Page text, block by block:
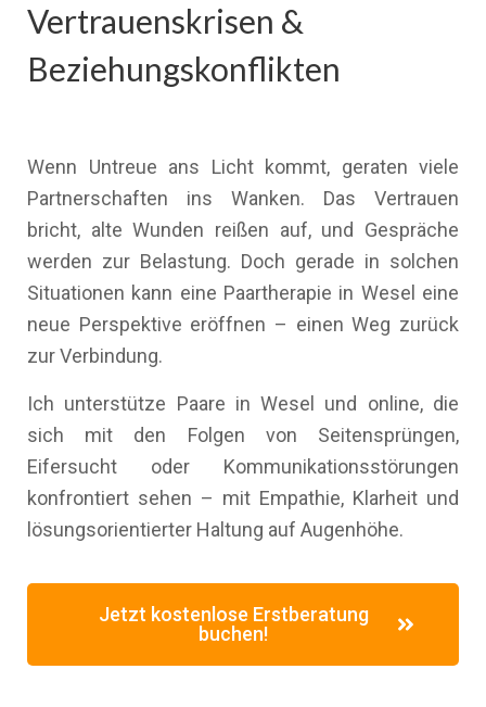
Vertrauenskrisen &
Beziehungskonflikten
Wenn Untreue ans Licht kommt, geraten viele
Partnerschaften ins Wanken. Das Vertrauen
bricht, alte Wunden reißen auf, und Gespräche
werden zur Belastung. Doch gerade in solchen
Situationen kann eine Paartherapie in Wesel eine
neue Perspektive eröffnen – einen Weg zurück
zur Verbindung.
Ich unterstütze Paare in Wesel und online, die
sich mit den Folgen von Seitensprüngen,
Eifersucht oder Kommunikationsstörungen
konfrontiert sehen – mit Empathie, Klarheit und
lösungsorientierter Haltung auf Augenhöhe.
Jetzt kostenlose Erstberatung
buchen!